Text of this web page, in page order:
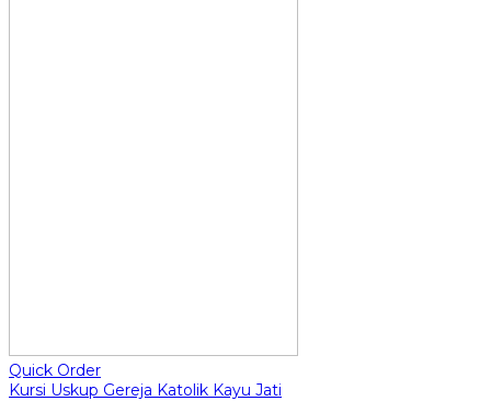
Quick Order
Kursi Uskup Gereja Katolik Kayu Jati